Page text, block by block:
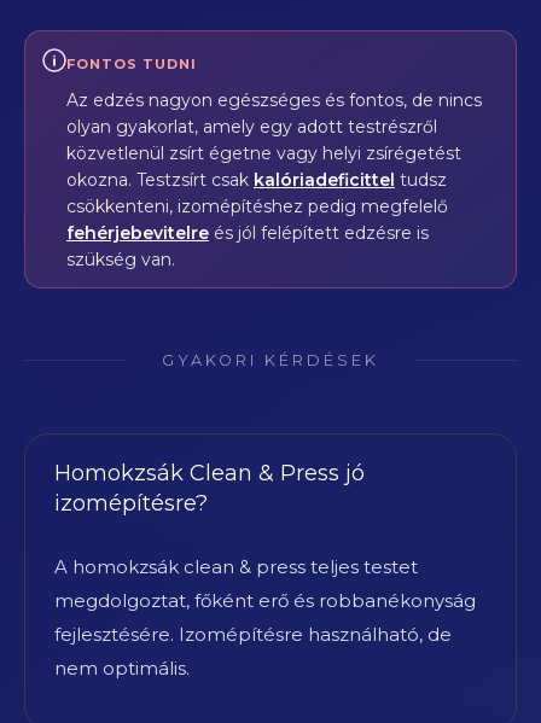
FONTOS TUDNI
Az edzés nagyon egészséges és fontos, de nincs
olyan gyakorlat, amely egy adott testrészről
közvetlenül zsírt égetne vagy helyi zsírégetést
okozna. Testzsírt csak kalóriadeficittel tudsz
csökkenteni, izomépítéshez pedig megfelelő
fehérjebevitelre és jól felépített edzésre is
szükség van.
GYAKORI KÉRDÉSEK
Homokzsák Clean & Press jó
izomépítésre?
A homokzsák clean & press teljes testet
megdolgoztat, főként erő és robbanékonyság
fejlesztésére. Izomépítésre használható, de
nem optimális.